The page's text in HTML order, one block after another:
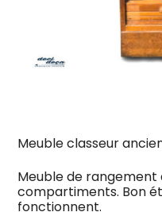
Meuble classeur
Meuble de rangement
compartiments. Bon
fonctionnent.